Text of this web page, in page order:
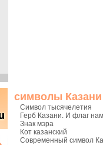
символы Казани
Символ тысячелетия
Герб Казани. И флаг
Знак мэра
Кот казанский
Современный символ